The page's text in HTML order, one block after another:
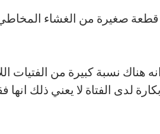
قطعة صغيرة من الغشاء
هناك نسبة كبيرة من الفتيات
لدى الفتاة لا يعني ذلك انها